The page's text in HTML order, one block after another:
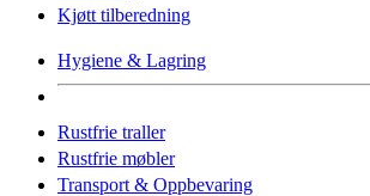
Kjøtt tilberedning
Hygiene & Lagring
Rustfrie traller
Rustfrie møbler
Transport & Oppbevaring